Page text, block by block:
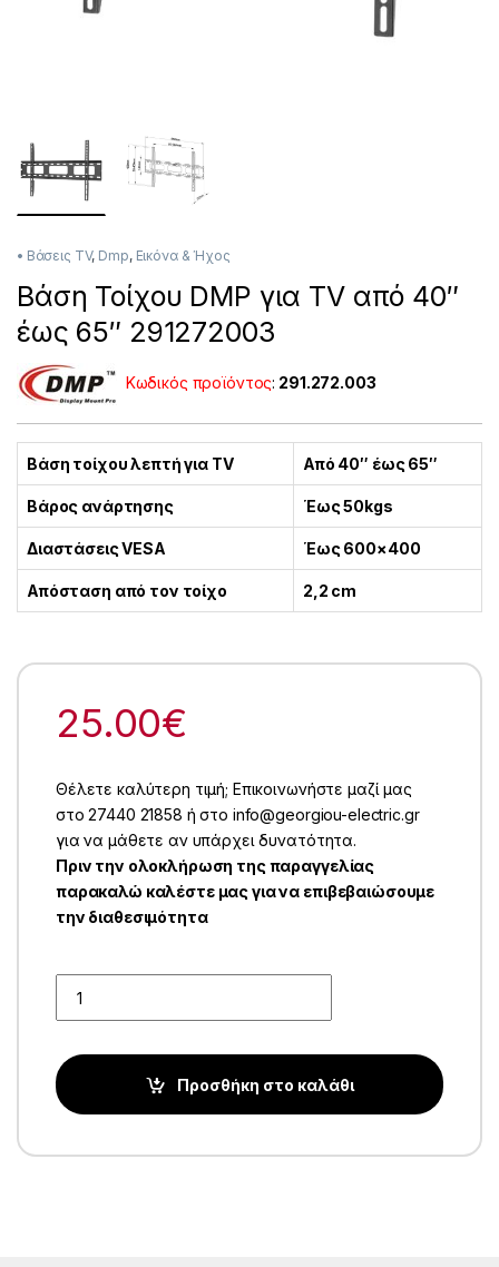
• Βάσεις TV, Dmp, Εικόνα & Ήχος
Βάση Τοίχου DMP για TV από 40″
έως 65″ 291272003
Κωδικός προϊόντος: 291.272.003
Βάση τοίχου λεπτή για TV Από 40″ έως 65″
Βάρος ανάρτησης Έως 50kgs
Διαστάσεις VESA Έως 600×400
Απόσταση από τον τοίχο 2,2 cm
25.00€
Θέλετε καλύτερη τιμή; Επικοινωνήστε μαζί μας
στο 27440 21858 ή στο info@georgiou-electric.gr
για να μάθετε αν υπάρχει δυνατότητα.
Πριν την ολοκλήρωση της παραγγελίας
παρακαλώ καλέστε μας για να επιβεβαιώσουμε
την διαθεσιμότητα
Προσθήκη στο καλάθι